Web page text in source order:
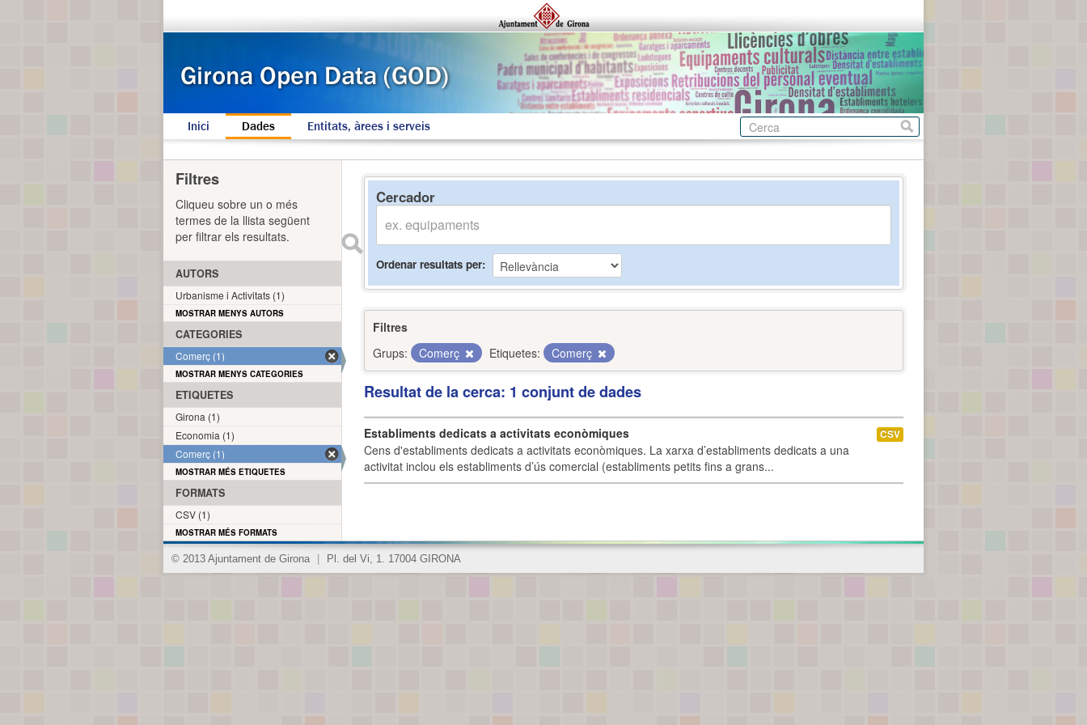
Inici Dades Entitats, àrees i serveis
Cercador
Ordenar resultats per
Filtres
Grups:
Comerç Etiquetes: Comerç
Resultat de la cerca: 1 conjunt de dades
Establiments dedicats a activitats econòmiques
Cens d'establiments dedicats a activitats econòmiques. La xarxa d’establiments dedicats a una
activitat inclou els establiments d’ús comercial (establiments petits fins a grans...
CSV
Filtres
Cliqueu sobre un o més
termes de la llista següent
per filtrar els resultats.
AUTORS
Urbanisme i Activitats (1)
MOSTRAR MENYS AUTORS
CATEGORIES
Comerç (1)
MOSTRAR MENYS CATEGORIES
ETIQUETES
Girona (1)
Economia (1)
Comerç (1)
MOSTRAR MÉS ETIQUETES
FORMATS
CSV (1)
MOSTRAR MÉS FORMATS
© 2013 Ajuntament de Girona Pl. del Vi, 1. 17004 GIRONA